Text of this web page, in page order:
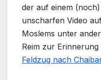
der auf einem
unscharfen Video
Moslems unter
Reim zur
Feldzug nach